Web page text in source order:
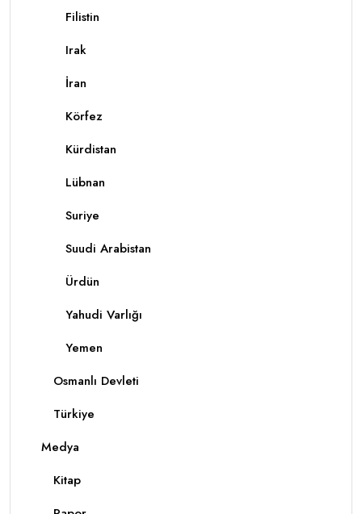
Filistin
Irak
İran
Körfez
Kürdistan
Lübnan
Suriye
Suudi Arabistan
Ürdün
Yahudi Varlığı
Yemen
Osmanlı Devleti
Türkiye
Medya
Kitap